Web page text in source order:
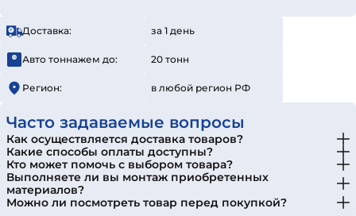
Доставка: за 1 день
Авто тоннажем до: 20 тонн
Регион: в любой регион РФ
Часто задаваемые вопросы
Как осуществляется доставка товаров?
Какие способы оплаты доступны?
Кто может помочь с выбором товара?
Выполняете ли вы монтаж приобретенных
материалов?
Можно ли посмотреть товар перед покупкой?